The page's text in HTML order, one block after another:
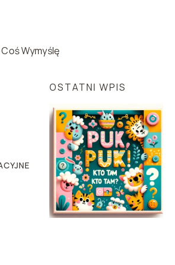
Coś Wymyślę
OSTATNI WPIS